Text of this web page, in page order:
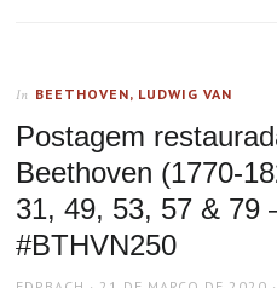
In BEETHOVEN, LUDWIG VAN
Postagem
Beethoven (1770-
31, 49, 53, 57 & 79
#BTHVN250